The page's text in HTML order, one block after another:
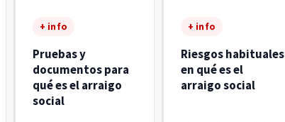
+ info
Pruebas y
documentos para
qué es el arraigo
social
+ info
Riesgos habituales
en qué es el
arraigo social